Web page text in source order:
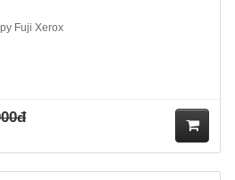
Fuji Xerox
sản phẩm thay thế Máy photocopy Fuji
Kỹ thuật số Fuji Xerox DC V